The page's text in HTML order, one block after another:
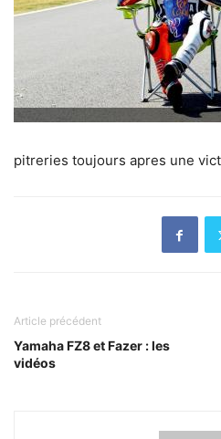
pitreries toujours apres une
Article précédent
Yamaha FZ8 et Fazer : les
vidéos